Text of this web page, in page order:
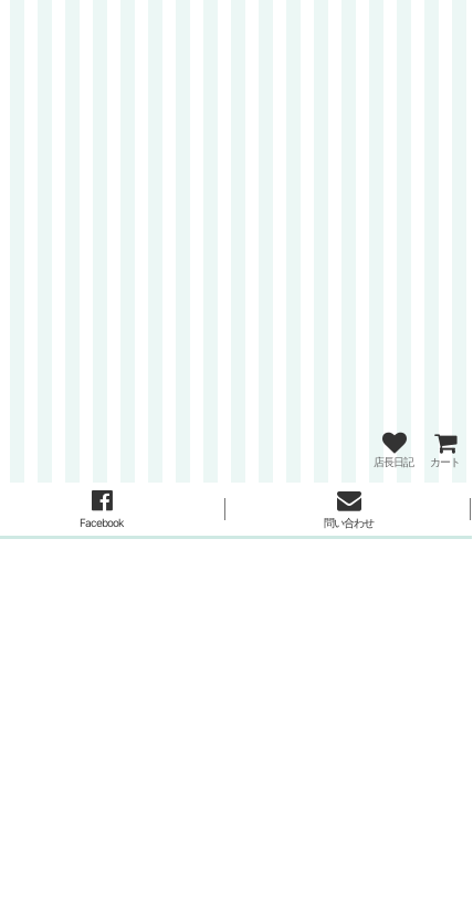
店長日記 カート
Facebook 問い合わせ